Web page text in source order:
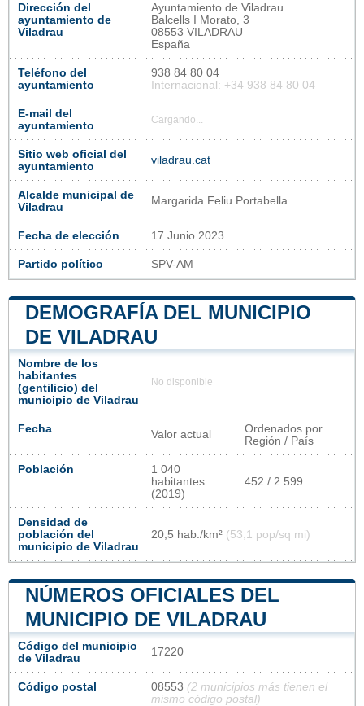
Dirección del
ayuntamiento de
Viladrau
Ayuntamiento de Viladrau
Balcells I Morato, 3
08553 VILADRAU
España
Teléfono del
ayuntamiento
938 84 80 04
Internacional: +34 938 84 80 04
E-mail del
ayuntamiento
Cargando...
Sitio web oficial del
ayuntamiento
viladrau.cat
Alcalde municipal de
Viladrau
Margarida Feliu Portabella
Fecha de elección 17 Junio 2023
Partido político SPV-AM
DEMOGRAFÍA DEL MUNICIPIO
DE VILADRAU
Nombre de los
habitantes
(gentilicio) del
municipio de Viladrau
No disponible
Fecha Valor actual
Ordenados por
Región / País
Población
1 040
habitantes
(2019)
452 / 2 599
Densidad de
población del
municipio de Viladrau
20,5 hab./km² (53,1 pop/sq mi)
NÚMEROS OFICIALES DEL
MUNICIPIO DE VILADRAU
Código del municipio
de Viladrau
17220
Código postal 08553 (2 municipios más tienen el
mismo código postal)